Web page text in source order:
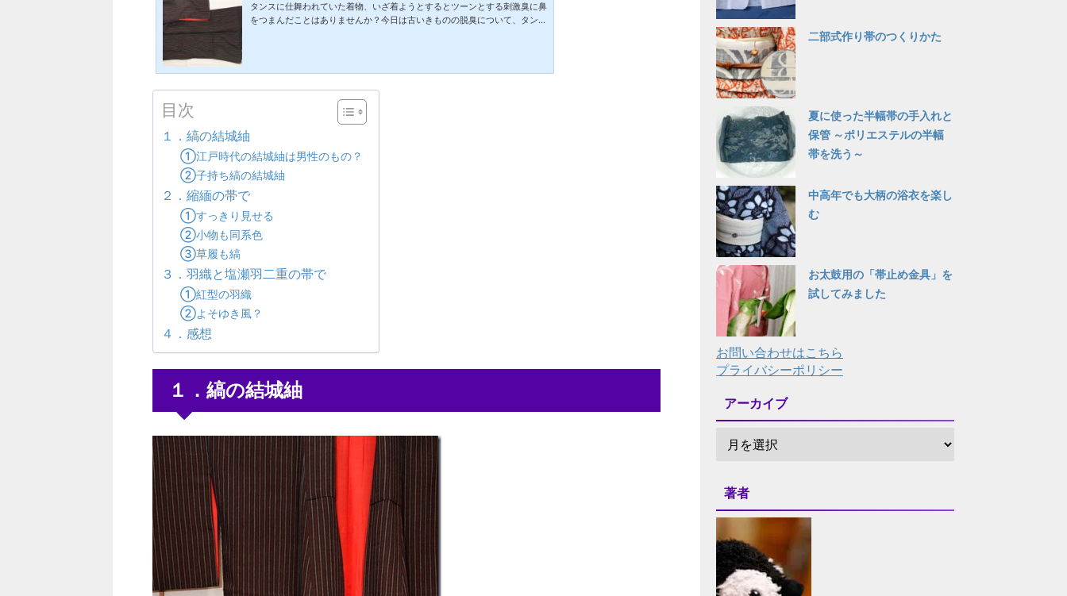
タンスに仕舞われていた着物、いざ着ようとするとツーンとする刺激臭に鼻
をつまんだことはありませんか？今日は古いきものの脱臭について、タンス
臭いは独特なのですぐわかりますね。たとえ目ではわからなくても、カビ臭
ければ着物や帯のどこかにカビが発生しています。この場合は丸洗いクリー
ニングを専門店にお願いし...
目次
１．縞の結城紬
①江戸時代の結城紬は男性のもの？
②子持ち縞の結城紬
２．縮緬の帯で
①すっきり見せる
②小物も同系色
③草履も縞
３．羽織と塩瀬羽二重の帯で
①紅型の羽織
②よそゆき風？
４．感想
１．縞の結城紬
二部式作り帯のつくりかた
夏に使った半幅帯の手入れと
保管 ～ポリエステルの半幅
帯を洗う～
中高年でも大柄の浴衣を楽し
む
お太鼓用の「帯止め金具」を
試してみました
お問い合わせはこちら
プライバシーポリシー
アーカイブ
著者